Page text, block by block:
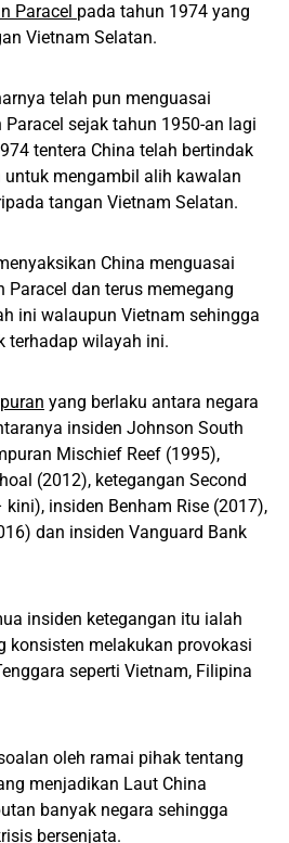
Paracel pada tahun 1974 yang
Vietnam Selatan.
telah pun menguasai
sejak tahun 1950-an lagi
tentera China telah bertindak
untuk mengambil alih kawalan
tangan Vietnam Selatan.
China menguasai
Paracel dan terus memegang
ini walaupun Vietnam sehingga
terhadap wilayah ini.
yang berlaku antara negara
insiden Johnson South
Mischief Reef (1995),
(2012), ketegangan Second
insiden Benham Rise (2017),
dan insiden Vanguard Bank
insiden ketegangan itu ialah
konsisten melakukan provokasi
seperti Vietnam, Filipina
oleh ramai pihak tentang
menjadikan Laut China
banyak negara sehingga
bersenjata.